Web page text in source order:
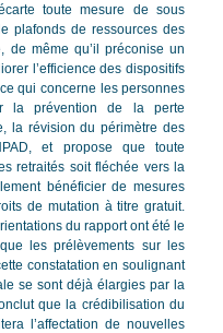
toute mesure de sous
plafonds de ressources des
de même qu’il préconise un
l’efficience des dispositifs
qui concerne les personnes
la prévention de la perte
la révision du périmètre des
et propose que toute
retraités soit fléchée vers la
bénéficier de mesures
de mutation à titre gratuit.
du rapport ont été le
les prélèvements sur les
constatation en soulignant
se sont déjà élargies par la
que la crédibilisation du
l’affectation de nouvelles